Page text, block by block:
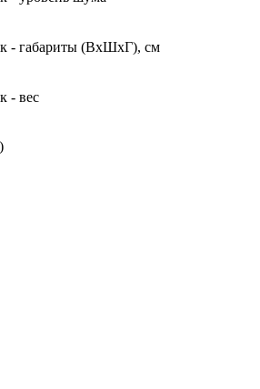
- габариты (ВхШхГ), см
- вес